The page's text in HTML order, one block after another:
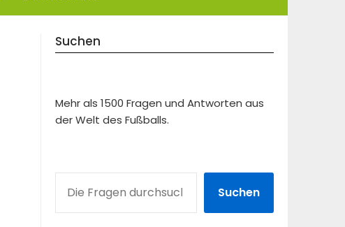
Suchen
Mehr als 1500 Fragen und Antworten aus
der Welt des Fußballs.
Suchen